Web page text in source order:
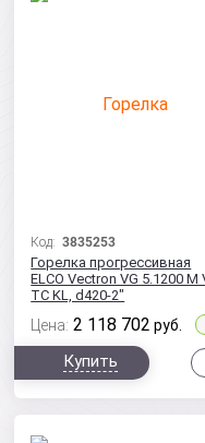
Код:3835253
Горелка прогрессивная
ELCO Vectron VG 5.1200 M
TC KL, d420-2"
Цена: 2 118 702 руб.
Купить